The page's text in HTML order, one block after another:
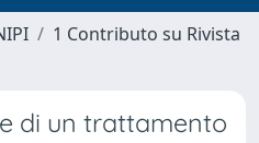
1 Contributo su Rivista
di un trattamento